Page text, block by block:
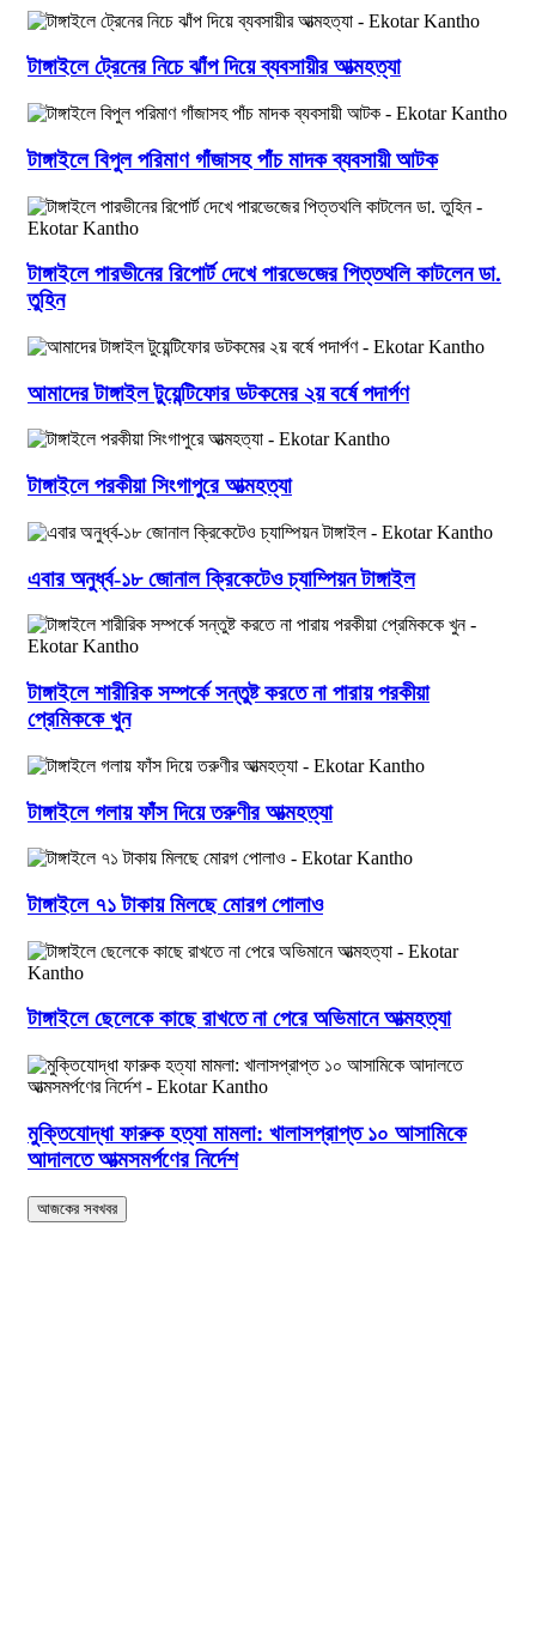
টাঙ্গাইলে ট্রেনের নিচে ঝাঁপ দিয়ে ব্যবসায়ীর আত্মহত্যা
টাঙ্গাইলে বিপুল পরিমাণ গাঁজাসহ পাঁচ মাদক ব্যবসায়ী আটক
টাঙ্গাইলে পারভীনের রিপোর্ট দেখে পারভেজের পিত্তথলি কাটলেন ডা.
তুহিন
আমাদের টাঙ্গাইল টুয়েন্টিফোর ডটকমের ২য় বর্ষে পদার্পণ
টাঙ্গাইলে পরকীয়া সিংগাপুরে আত্মহত্যা
এবার অনুর্ধ্ব-১৮ জোনাল ক্রিকেটেও চ্যাম্পিয়ন টাঙ্গাইল
টাঙ্গাইলে শারীরিক সম্পর্কে সন্তুষ্ট করতে না পারায় পরকীয়া
প্রেমিককে খুন
টাঙ্গাইলে গলায় ফাঁস দিয়ে তরুণীর আত্মহত্যা
টাঙ্গাইলে ৭১ টাকায় মিলছে মোরগ পোলাও
টাঙ্গাইলে ছেলেকে কাছে রাখতে না পেরে অভিমানে আত্মহত্যা
মুক্তিযোদ্ধা ফারুক হত্যা মামলা: খালাসপ্রাপ্ত ১০ আসামিকে
আদালতে আত্মসমর্পণের নির্দেশ